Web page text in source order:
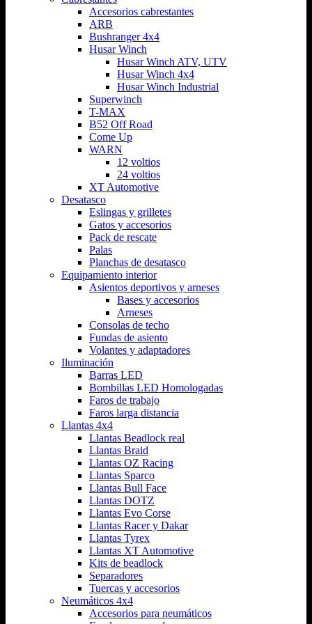
Accesorios cabrestantes
ARB
Bushranger 4x4
Husar Winch
Husar Winch ATV, UTV
Husar Winch 4x4
Husar Winch Industrial
Superwinch
T-MAX
B52 Off Road
Come Up
WARN
12 voltios
24 voltios
XT Automotive
Desatasco
Eslingas y grilletes
Gatos y accesorios
Pack de rescate
Palas
Planchas de desatasco
Equipamiento interior
Asientos deportivos y arneses
Bases y accesorios
Arneses
Consolas de techo
Fundas de asiento
Volantes y adaptadores
Iluminación
Barras LED
Bombillas LED Homologadas
Faros de trabajo
Faros larga distancia
Llantas 4x4
Llantas Beadlock real
Llantas Braid
Llantas OZ Racing
Llantas Sparco
Llantas Bull Face
Llantas DOTZ
Llantas Evo Corse
Llantas Racer y Dakar
Llantas Tyrex
Llantas XT Automotive
Kits de beadlock
Separadores
Tuercas y accesorios
Neumáticos 4x4
Accesorios para neumáticos